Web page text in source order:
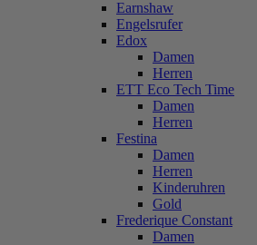
Earnshaw
Engelsrufer
Edox
Damen
Herren
ETT Eco Tech Time
Damen
Herren
Festina
Damen
Herren
Kinderuhren
Gold
Frederique Constant
Damen